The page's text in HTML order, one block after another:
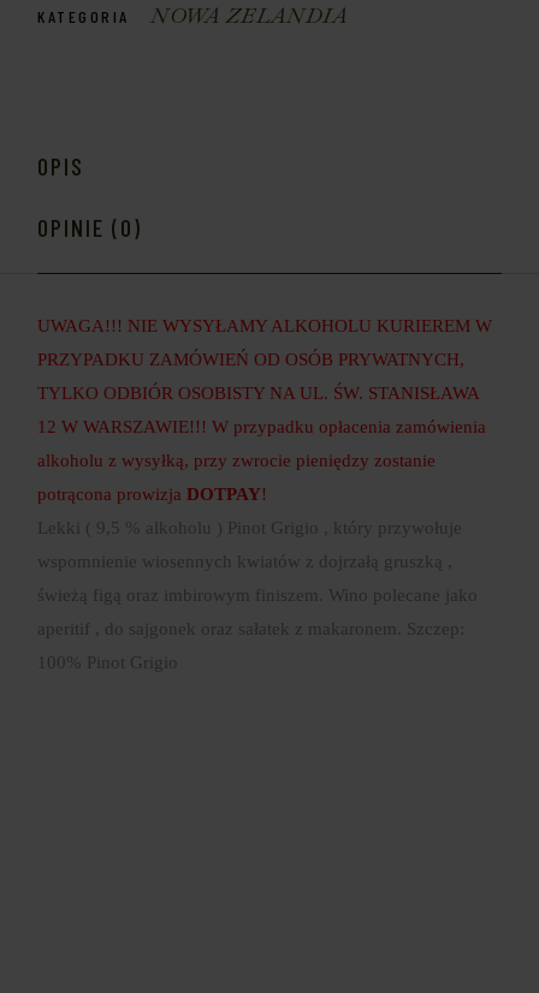
KATEGORIA NOWA ZELANDIA
OPIS
OPINIE (0)
UWAGA!!! NIE WYSYŁAMY ALKOHOLU KURIEREM W
PRZYPADKU ZAMÓWIEŃ OD OSÓB PRYWATNYCH,
TYLKO ODBIÓR OSOBISTY NA UL. ŚW. STANISŁAWA
12 W WARSZAWIE!!! W przypadku opłacenia zamówienia
alkoholu z wysyłką, przy zwrocie pieniędzy zostanie
potrącona prowizjaDOTPAY!
Lekki ( 9,5 % alkoholu ) Pinot Grigio , który przywołuje
wspomnienie wiosennych kwiatów z dojrzałą gruszką ,
świeżą figą oraz imbirowym finiszem. Wino polecane jako
aperitif , do sajgonek oraz sałatek z makaronem. Szczep:
100% Pinot Grigio